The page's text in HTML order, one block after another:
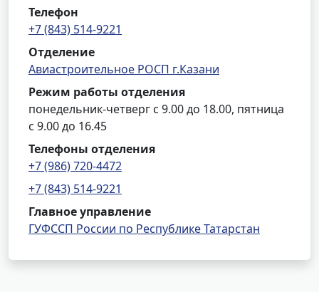
Телефон
+7 (843) 514-9221
Отделение
Авиастроительное РОСП г.Казани
Режим работы отделения
понедельник-четверг с 9.00 до 18.00, пятница
с 9.00 до 16.45
Телефоны отделения
+7 (986) 720-4472
+7 (843) 514-9221
Главное управление
ГУФССП России по Республике Татарстан